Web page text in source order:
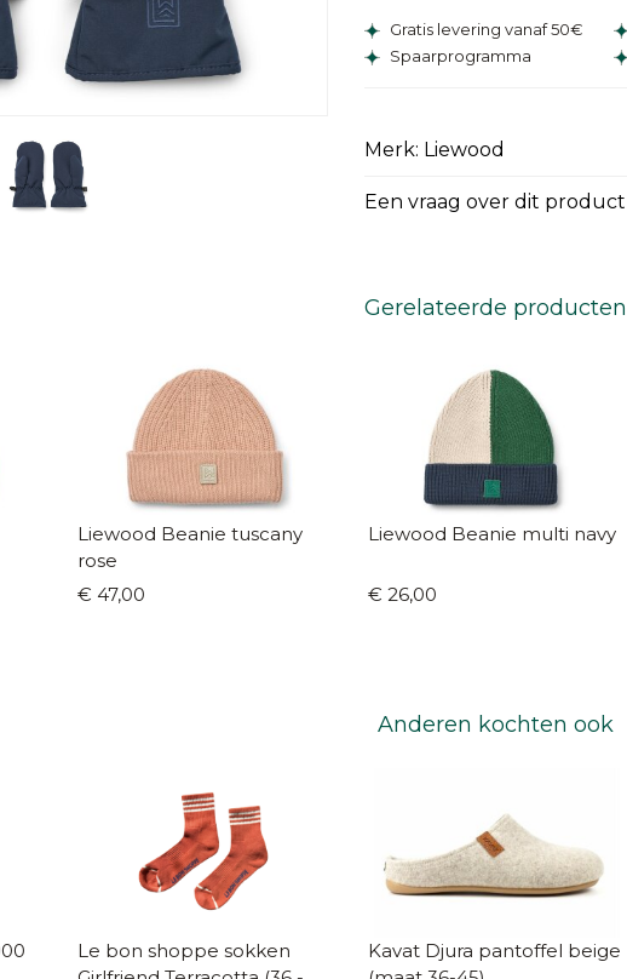
Gratis levering vanaf 50€
Spaarprogramma
Merk: Liewood
Een vraag over dit product
Gerelateerde producten
Liewood Beanie tuscany
rose
€ 47,00
Liewood Beanie multi navy
€ 26,00
Anderen kochten ook
Le bon shoppe sokken
Kavat Djura pantoffel beige